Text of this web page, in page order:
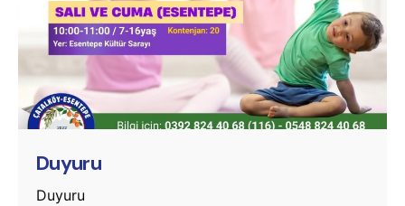
Posted by
Duyuru
Duyuru